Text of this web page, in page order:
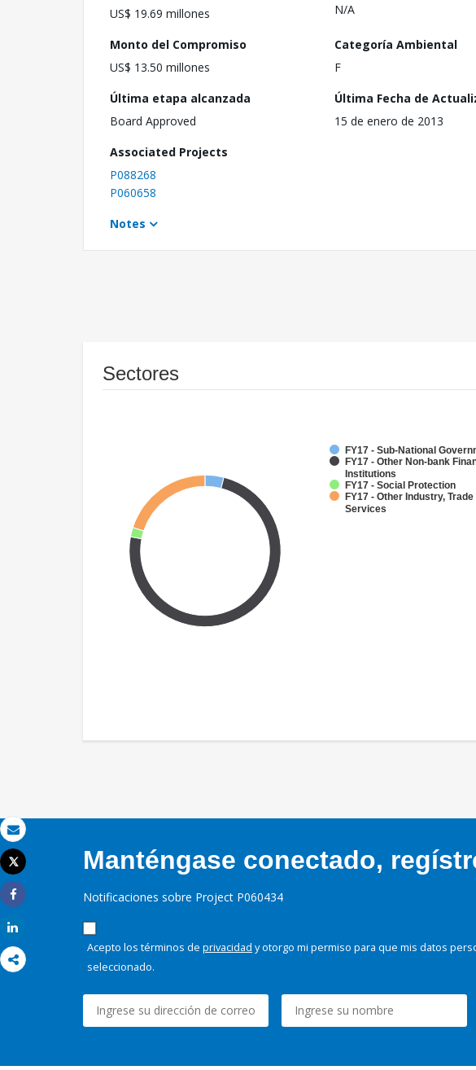
Correo electrónico
Imprimir
Tweet
Share
US$ 19.69 millones
N/A
Monto del Compromiso
US$ 13.50 millones
Categoría Ambiental
F
Última etapa alcanzada
Board Approved
Última Fecha de
15 de enero de 2013
Associated Projects
P088268
P060658
Notes
Sectores
FY17 - Sub-National
FY17 - Other Non-bank
Institutions
FY17 - Social Protection
FY17 - Other Industry, Trade
Services
Manténgase conectado,
Notificaciones sobre Project P060434
Acepto los términos de privacidad y otorgo mi permiso para que mis datos
seleccionado.